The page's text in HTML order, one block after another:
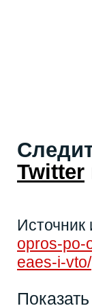
Twitter
opros-po-
eaes-i-vto/